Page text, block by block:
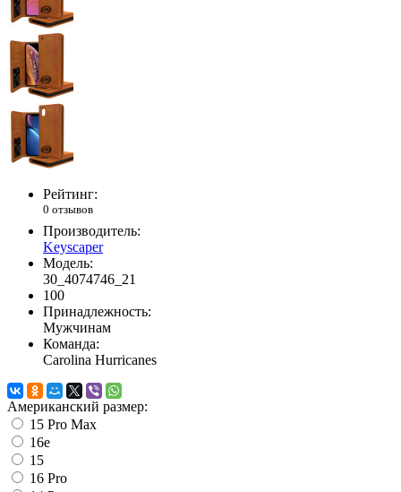
Рейтинг:
0 отзывов
Производитель:
Keyscaper
Модель:
30_4074746_21
100
Принадлежность:
Мужчинам
Команда:
Carolina Hurricanes
Американский размер:
15 Pro Max
16e
15
16 Pro